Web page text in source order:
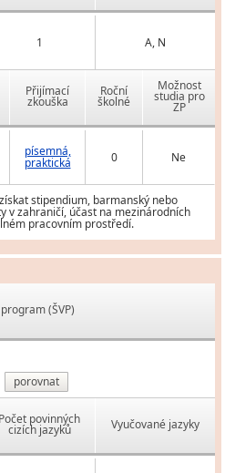
1 A, N
Přijímací
zkouška
Roční
školné
Možnost
studia pro
ZP
písemná,
praktická 0 Ne
stipendium, barmanský nebo
v zahraničí, účast na mezinárodních
pracovním prostředí.
(ŠVP)
porovnat
Počet povinných
cizích jazyků Vyučované jazyky